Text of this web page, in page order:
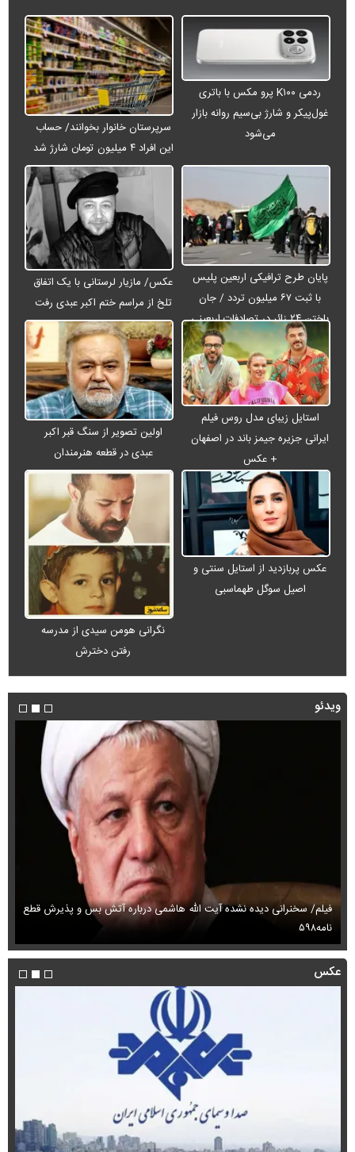
ردمی K۱۰۰ پرو مکس با باتری
غول‌پیکر و شارژ بی‌سیم روانه بازار
می‌شود
سرپرستان خانوار بخوانند/ حساب
این افراد ۴ میلیون تومان شارژ شد
پایان طرح ترافیکی اربعین پلیس
با ثبت ۶۷ میلیون تردد / جان
باختن ۲۴ زائر در تصادفات اربعینی
عکس/ مازیار لرستانی با یک اتفاق
تلخ از مراسم ختم اکبر عبدی رفت
استایل زیبای مدل روس فیلم
ایرانی جزیره جیمز باند در اصفهان
+ عکس
اولین تصویر از سنگ قبر اکبر
عبدی در قطعه هنرمندان
عکس پربازدید از استایل سنتی و
اصیل سوگل طهماسبی
نگرانی هومن سیدی از مدرسه
رفتن دخترش
ویدئو
فیلم/ سخنرانی دیده نشده آیت الله هاشمی درباره آتش بس و پذیرش قطع
نامه۵۹۸
عکس